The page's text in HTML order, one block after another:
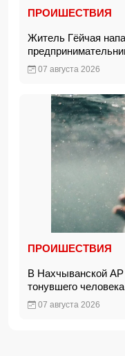
ПРОИШЕСТВИЯ
Житель Гёйчая
07 августа 2026
ПРОИШЕСТВИЯ
В Нахчыванской
тонувшего человека
07 августа 2026